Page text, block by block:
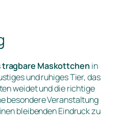
tragbare Maskottchen in
und ruhiges Tier, das
weidet und die richtige
besondere Veranstaltung
bleibenden Eindruck zu